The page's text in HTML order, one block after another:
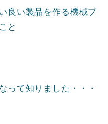
良い製品を作る機械ブ
と
って知りました・・・